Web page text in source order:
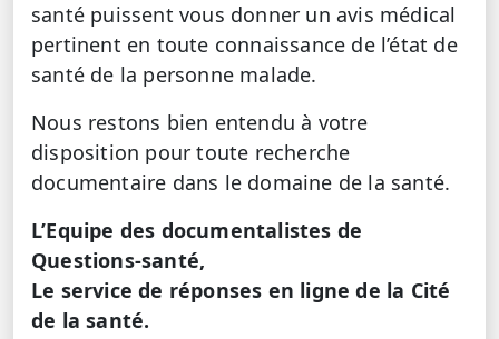
santé puissent vous donner un avis médical
pertinent en toute connaissance de l’état de
santé de la personne malade.
Nous restons bien entendu à votre
disposition pour toute recherche
documentaire dans le domaine de la santé.
L’Equipe des documentalistes de
Questions-santé,
Le service de réponses en ligne de la Cité
de la santé.